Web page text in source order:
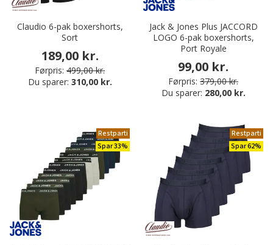
Claudio 6-pak boxershorts,
Sort
189,00 kr.
Førpris: 499,00 kr.
Du sparer: 310,00 kr.
Jack & Jones Plus JACCORD
LOGO 6-pak boxershorts,
Port Royale
99,00 kr.
Førpris: 379,00 kr.
Du sparer: 280,00 kr.
Restparti
Spar 33%
Restparti
Spar 62%